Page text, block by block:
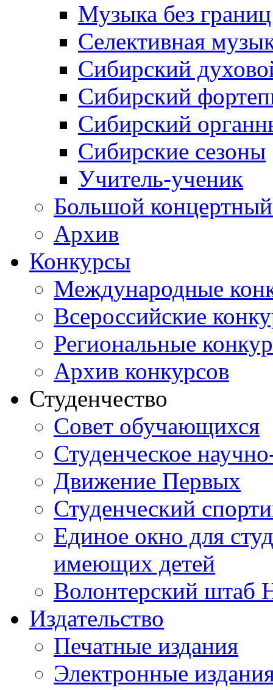
Музыка без границ
Селективная
Сибирский
Сибирский
Сибирский
Сибирские сезоны
Учитель-ученик
Большой концертный
Архив
Конкурсы
Международные
Всероссийские
Региональные
Архив конкурсов
Студенчество
Совет обучающихся
Студенческое
Движение Первых
Студенческий
Единое окно для
имеющих детей
Волонтерский штаб
Издательство
Печатные издания
Электронные